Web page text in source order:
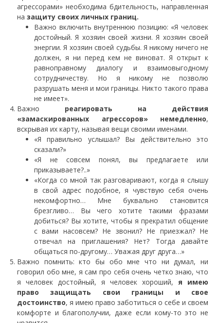
агрессорами» необходима бдительность, направленная
на защиту своих личных границ.
Важно включить внутреннюю позицию: «Я человек
достойный. Я хозяин своей жизни. Я хозяин своей
энергии. Я хозяин своей судьбы. Я никому ничего не
должен, я ни перед кем не виноват. Я открыт к
равноправному диалогу и взаимовыгодному
сотрудничеству. Но я никому не позволю
разрушать меня и мои границы. Никто такого права
не имеет».
Важно реагировать на действия
«замаскированных агрессоров» немедленно,
вскрывая их карту, называя вещи своими именами.
«Я правильно услышал? Вы действительно это
сказали?»
«Я не совсем понял, вы предлагаете или
приказываете?..»
«Когда со мной так разговаривают, когда я слышу
в свой адрес подобное, я чувствую себя очень
некомфортно… Мне буквально становится
брезгливо… Вы чего хотите такими фразами
добиться? Вы хотите, чтобы я прекратил общение
с вами насовсем? Не звонил? Не приезжал? Не
отвечал на приглашения? Нет? Тогда давайте
общаться по-другому… Уважая друг друга…»
Важно помнить: кто бы обо мне что ни думал, ни
говорил обо мне, я сам про себя очень четко знаю, что
я человек достойный, я человек хороший, я имею
право защищать свои границы и свое
достоинство, я имею право заботиться о себе и своем
комфорте и благополучии, даже если кому-то это не